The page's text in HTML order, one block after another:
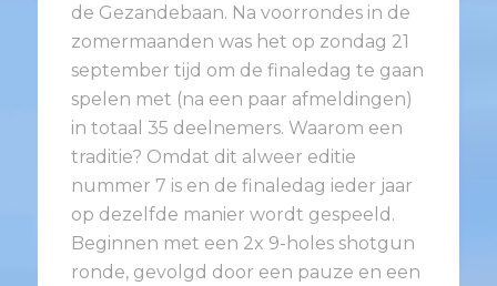
de Gezandebaan. Na voorrondes in de
zomermaanden was het op zondag 21
september tijd om de finaledag te gaan
spelen met (na een paar afmeldingen)
in totaal 35 deelnemers. Waarom een
traditie? Omdat dit alweer editie
nummer 7 is en de finaledag ieder jaar
op dezelfde manier wordt gespeeld.
Beginnen met een 2x 9-holes shotgun
ronde, gevolgd door een pauze en een